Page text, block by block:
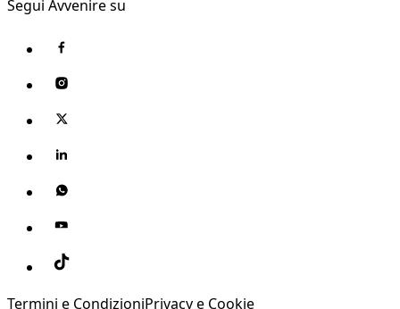
Segui Avvenire su
Termini e CondizioniPrivacy e Cookie